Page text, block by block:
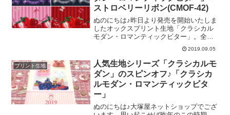
マさんが、立ったり座ったりの賑やかな
柄です。女の子のクマさんと、男の子の
クマさんがいます♡パステル系の配色
は、ピンク系とブルー系の２タイプがご
ざいます。そしてこちらはクマさんらし
いカラーの「ブラウン」です♡＼ 作品
例です♡ ／「レッスンバッグ」と「シ
ューズバッグ」の作品例です。クマさん
のモコモコ感を活かして、とびっきりの
可愛いハンドメイドをぜひ
ストロベリーリボン(CMOF-42)
ぬのにちは♪昨日より発売を開始いたしま
したオックスプリント生地「クラシカル
モダン・ロマンティックビター」。全部
で3柄がございまして、本日はその中の
「ストロベリーリボン」をご紹介いたし
ます♡＼ あざやかなイチゴちゃん♡
／「ストロベリーリボン」は、耳と平行
に苺柄が並ぶ、横づかいのボーダー柄で
す。１５センチの定規を置いて、苺部分
を撮影してみました。生地の中央部分に
は、１センチほどの幅のストライプ柄
と、さまざまな模様のリボン柄をプリン
2019.09.05
プリント生地
人気生地シリーズ「クラシカルモ
ダン」のスピンオフ♪「クラシカ
ルモダン・ロマンティックビタ
ー」
ぬのにちは♪大塚屋ネットショップでござ